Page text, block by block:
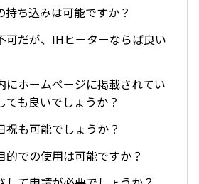
持ち込みは可能ですか？
可だが、IHヒーターならば良い
にホームページに掲載されてい
ても良いでしょうか？
祝も可能でしょうか？
的での使用は可能ですか？